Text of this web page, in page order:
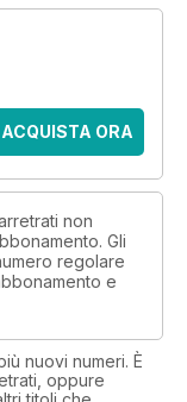
ACQUISTA ORA
non
Gli
regolare
e
nuovi numeri. È
oppure